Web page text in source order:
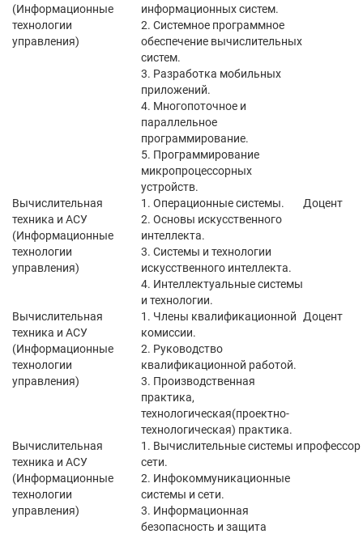
(Информационные
технологии
управления)
информационных систем.
2. Системное программное
обеспечение вычислительных
систем.
3. Разработка мобильных
приложений.
4. Многопоточное и
параллельное
программирование.
5. Программирование
микропроцессорных
устройств.
Вычислительная
техника и АСУ
(Информационные
технологии
управления)
1. Операционные системы.
2. Основы искусственного
интеллекта.
3. Системы и технологии
искусственного интеллекта.
4. Интеллектуальные системы
и технологии.
Доцент
Вычислительная
техника и АСУ
(Информационные
технологии
управления)
1. Члены квалификационной
комиссии.
2. Руководство
квалификационной работой.
3. Производственная
практика,
технологическая(проектно-
технологическая) практика.
Доцент
Вычислительная
техника и АСУ
(Информационные
технологии
управления)
1. Вычислительные системы и
сети.
2. Инфокоммуникационные
системы и сети.
3. Информационная
безопасность и защита
профессор